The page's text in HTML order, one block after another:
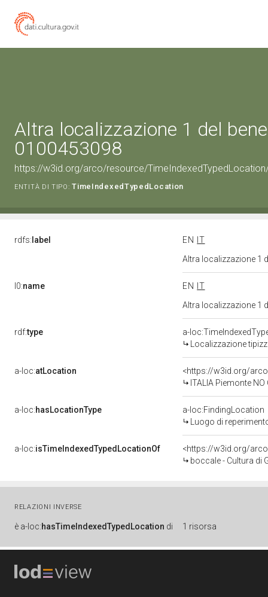
Altra localizzazione 1 del
0100453098
https://w3id.org/arco/resource/
ENTITÀ DI TIPO: TimeIndexedTypedLocation
rdfs: label EN
IT
Altra localizzazione 1
l0:name EN
IT
Altra localizzazione 1
rdf:type
a-
Localizzazione
a-loc:atLocation
<https://w3id.org/
ITALIA Piemonte
a-loc:hasLocationType
a-loc:FindingLocation
Luogo di
a-loc:isTimeIndexedTypedLocationOf
<https://w3id.org/
boccale - Cultura di
RELAZIONI INVERSE
è a-loc:hasTimeIndexedTypedLocation di 1 risorsa